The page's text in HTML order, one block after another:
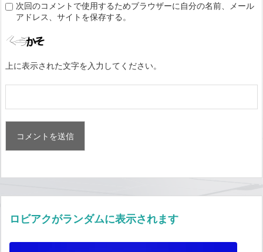
次回のコメントで使用するためブラウザーに自分の名前、メール
アドレス、サイトを保存する。
上に表示された文字を入力してください。
ロビアクがランダムに表示されます